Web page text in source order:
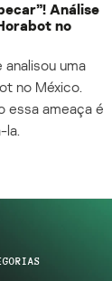
Análise
no
uma
no México.
essa ameaça é
la.